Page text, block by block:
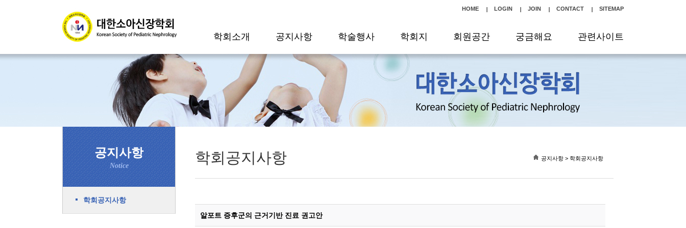
HOME LOGIN JOIN CONTACT SITEMAP
학회소개 공지사항 학술행사 학회지 회원공간 궁금해요 관련사이트
공지사항
Notice
학회공지사항
학회공지사항 공지사항 > 학회공지사항
알포트 증후군의 근거기반 진료 권고안